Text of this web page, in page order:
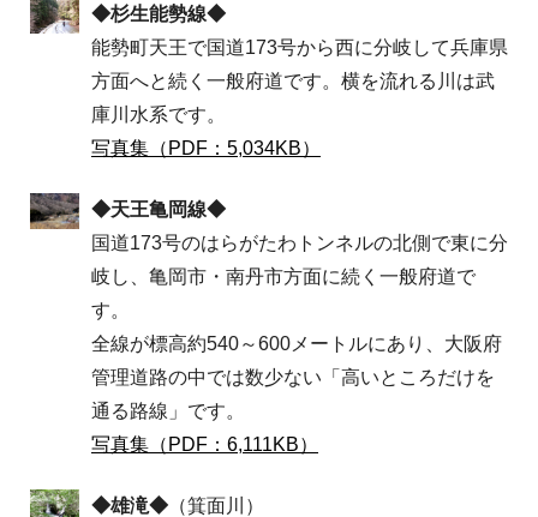
◆杉生能勢線◆
能勢町天王で国道173号から西に分岐して兵庫県
方面へと続く一般府道です。横を流れる川は武
庫川水系です。
写真集（PDF：5,034KB）
◆天王亀岡線◆
国道173号のはらがたわトンネルの北側で東に分
岐し、亀岡市・南丹市方面に続く一般府道で
す。
全線が標高約540～600メートルにあり、大阪府
管理道路の中では数少ない「高いところだけを
通る路線」です。
写真集（PDF：6,111KB）
◆雄滝◆ （箕面川）